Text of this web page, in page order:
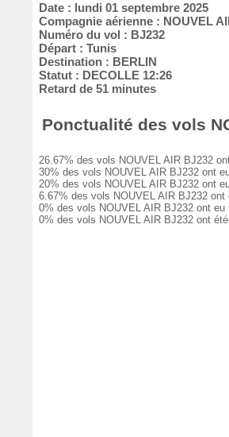
Date : lundi 01 septembre 2025
Compagnie aérienne : NOUVEL
Numéro du vol : BJ232
Départ : Tunis
Destination : BERLIN
Statut : DECOLLE 12:26
Retard de 51 minutes
Ponctualité des vols
26.67% des vols NOUVEL AIR BJ232
30% des vols NOUVEL AIR BJ232 ont
20% des vols NOUVEL AIR BJ232 ont
6.67% des vols NOUVEL AIR BJ232
0% des vols NOUVEL AIR BJ232 ont
0% des vols NOUVEL AIR BJ232 ont